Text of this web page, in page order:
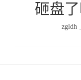
砸盘
zgldh